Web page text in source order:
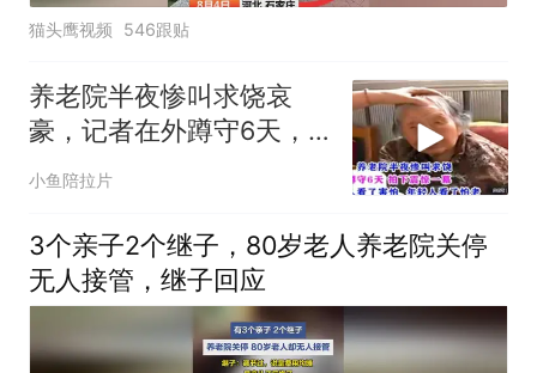
猫头鹰视频 546跟贴
养老院半夜惨叫求饶哀
豪，记者在外蹲守6天，
拍下的画面令人愤怒
小鱼陪拉片
3个亲子2个继子，80岁老人养老院关停
无人接管，继子回应